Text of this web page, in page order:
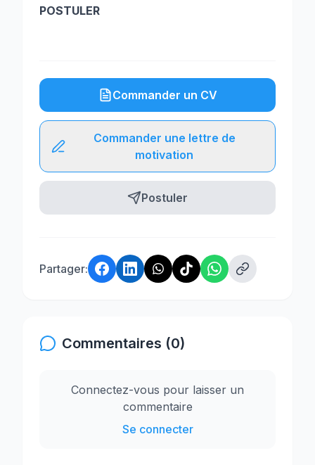
POSTULER
Commander un CV
Commander une lettre de
motivation
Postuler
Partager:
Commentaires (0)
Connectez-vous pour laisser un
commentaire
Se connecter